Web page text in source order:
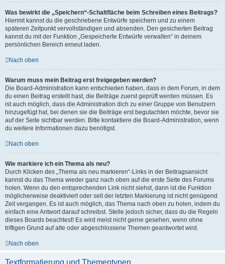
Was bewirkt die „Speichern“-Schaltfläche beim Schreiben eines Beitrags?
Hiermit kannst du die geschriebene Entwürfe speichern und zu einem
späteren Zeitpunkt vervollständigen und absenden. Den gesicherten Beitrag
kannst du mit der Funktion „Gespeicherte Entwürfe verwalten“ in deinem
persönlichen Bereich erneut laden.
Nach oben
Warum muss mein Beitrag erst freigegeben werden?
Die Board-Administration kann entschieden haben, dass in dem Forum, in dem
du einen Beitrag erstellt hast, die Beiträge zuerst geprüft werden müssen. Es
ist auch möglich, dass die Administration dich zu einer Gruppe von Benutzern
hinzugefügt hat, bei denen sie die Beiträge erst begutachten möchte, bevor sie
auf der Seite sichtbar werden. Bitte kontaktiere die Board-Administration, wenn
du weitere Informationen dazu benötigst.
Nach oben
Wie markiere ich ein Thema als neu?
Durch Klicken des „Thema als neu markieren“-Links in der Beitragsansicht
kannst du das Thema wieder ganz nach oben auf die erste Seite des Forums
holen. Wenn du den entsprechenden Link nicht siehst, dann ist die Funktion
möglicherweise deaktiviert oder seit der letzten Markierung ist nicht genügend
Zeit vergangen. Es ist auch möglich, das Thema nach oben zu holen, indem du
einfach eine Antwort darauf schreibst. Stelle jedoch sicher, dass du die Regeln
dieses Boards beachtest! Es wird meist nicht gerne gesehen, wenn ohne
triftigen Grund auf alte oder abgeschlossene Themen geantwortet wird.
Nach oben
Textformatierung und Thementypen